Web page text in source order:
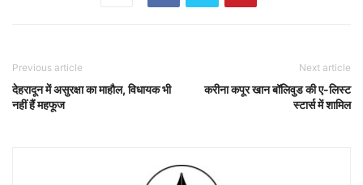
Previous article
देहरादून में असुरक्षा का माहौल, विधायक भी
नहीं हैं महफूज
Next article
करीना कपूर खान बॉलिवुड की ए-लिस्ट
स्टार्स में शामिल